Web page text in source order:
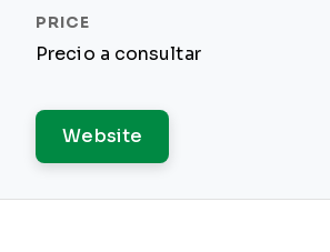
Precio a consultar
Website